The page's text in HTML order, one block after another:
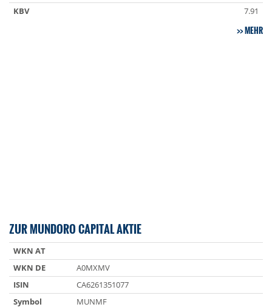
KBV
7.91
MEHR
ZUR MUNDORO CAPITAL AKTIE
WKN AT
WKN DE
A0MXMV
ISIN
CA6261351077
Symbol
MUNMF